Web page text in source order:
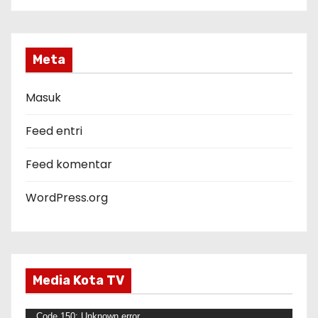
o
r
Meta
Masuk
Feed entri
Feed komentar
WordPress.org
Media Kota TV